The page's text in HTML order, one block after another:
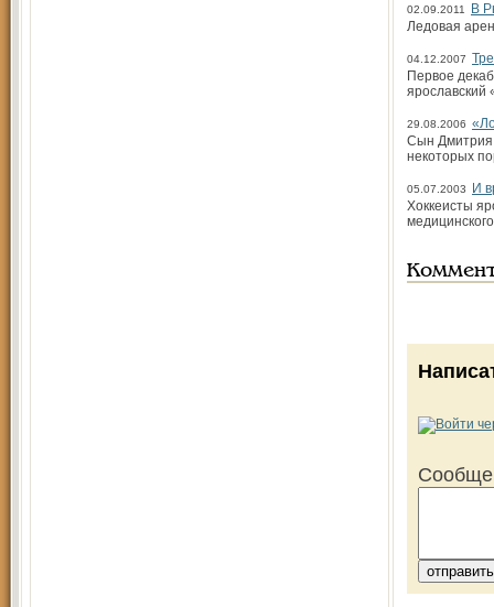
02.09.2011
В
Ледовая
04.12.2007
Первое
ярославский
29.08.2006
Сын Дмитрия
некоторых
05.07.2003
И
Хоккеисты